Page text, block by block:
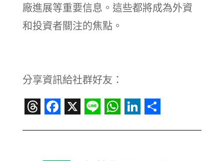
廠進展等重要信息。這些都將成為外資
和投資者關注的焦點。
分享資訊給社群好友：